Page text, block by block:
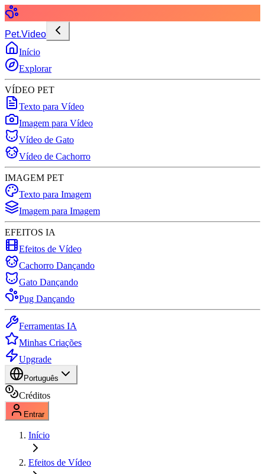
Pet.Video
Início
Explorar
VÍDEO PET
Texto para Vídeo
Imagem para Vídeo
Vídeo de Gato
Vídeo de Cachorro
IMAGEM PET
Texto para Imagem
Imagem para Imagem
EFEITOS IA
Efeitos de Vídeo
Cachorro Dançando
Gato Dançando
Pug Dançando
Ferramentas IA
Minhas Criações
Upgrade
Português
Créditos
Entrar
Início
Efeitos de Vídeo